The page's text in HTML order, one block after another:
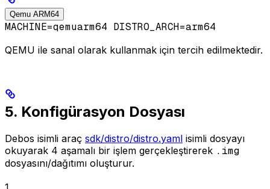
Qemu ARM64
MACHINE=qemuarm64 DISTRO_ARCH=arm64
QEMU ile sanal olarak kullanmak için tercih edilmektedir.
5. Konfigürasyon Dosyası
Debos isimli araç sdk/distro/distro.yaml isimli dosyayı
okuyarak 4 aşamalı bir işlem gerçekleştirerek .img
dosyasını/dağıtımı oluşturur.